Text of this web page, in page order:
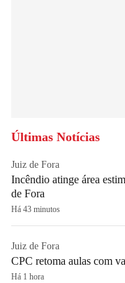
Últimas Notícias
Juiz de Fora
Incêndio atinge área
de Fora
Há 43 minutos
Juiz de Fora
CPC retoma aulas com
Há 1 hora